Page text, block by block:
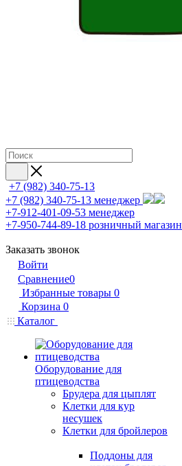
+7 (982) 340-75-13
+7 (982) 340-75-13 менеджер
+7-912-401-09-53 менеджер
+7-950-744-89-18 розничный магазин
Заказать звонок
Войти
Сравнение0
Избранные товары 0
Корзина 0
Каталог
Оборудование для
птицеводства
Брудера для цыплят
Клетки для кур
несушек
Клетки для бройлеров
Поддоны для